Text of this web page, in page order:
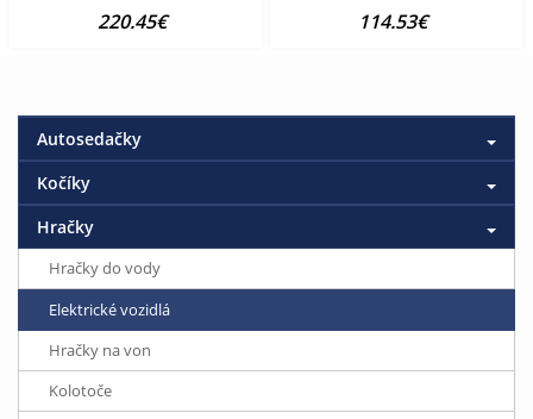
220.45€ 114.53€
Autosedačky
Kočíky
Hračky
Hračky do vody
Elektrické vozidlá
Hračky na von
Kolotoče